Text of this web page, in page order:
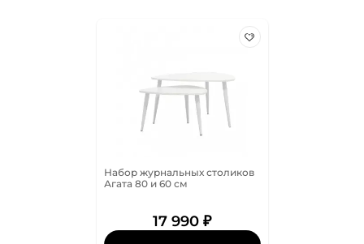
Набор журнальных столиков
Агата 80 и 60 см
17 990 ₽